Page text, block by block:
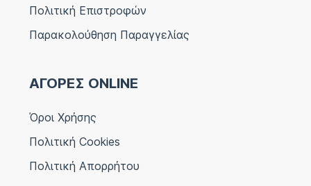
Πολιτική Επιστροφών
Παρακολούθηση Παραγγελίας
ΑΓΟΡΕΣ ONLINE
Όροι Χρήσης
Πολιτική Cookies
Πολιτική Απορρήτου